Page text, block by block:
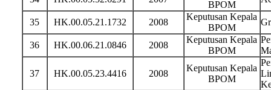
BPOM
35 HK.00.05.21.1732 2008
Keputusan Kepala
BPOM
36 HK.00.06.21.0846 2008
Keputusan Kepala
BPOM
37 HK.00.05.23.4416 2008
Keputusan Kepala
BPOM